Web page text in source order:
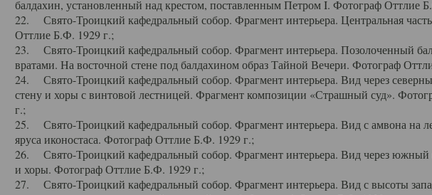
балдахин, установленный над крестом, поставленным Петром I. Фотограф Оттлие
22. Свято-Троицкий кафедральный собор. Фрагмент интерьера. Центральная
Оттлие Б.Ф. 1929 г.;
23. Свято-Троицкий кафедральный собор. Фрагмент интерьера. Позолоченный
вратами. На восточной стене под балдахином образ Тайной Вечери. Фотограф
24. Свято-Троицкий кафедральный собор. Фрагмент интерьера. Вид через
стену и хоры с винтовой лестницей. Фрагмент композиции «Страшный суд».
г.;
25. Свято-Троицкий кафедральный собор. Фрагмент интерьера. Вид с амвона на
яруса иконостаса. Фотограф Оттлие Б.Ф. 1929 г.;
26. Свято-Троицкий кафедральный собор. Фрагмент интерьера. Вид через южный
и хоры. Фотограф Оттлие Б.Ф. 1929 г.;
27. Свято-Троицкий кафедральный собор. Фрагмент интерьера. Вид с высоты